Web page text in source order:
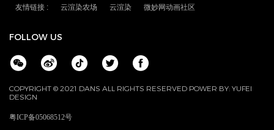
友情链接 : 云渲染农场 云渲染 微妙网动画社区
FOLLOW US
COPYRIGHT © 2021 DANS ALL RIGHTS RESERVED POWER BY: YUFEI
DESIGN
粤ICP备05068512号